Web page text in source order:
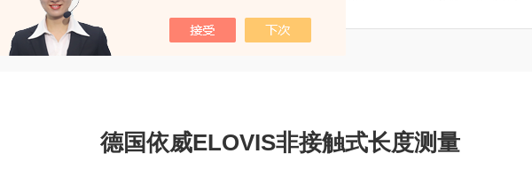
德国依威ELOVIS非接触式长度测量